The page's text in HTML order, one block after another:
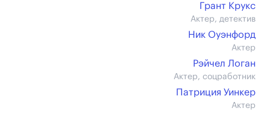
Грант Крукс
Актер, детектив
Ник Оуэнфорд
Актер
Рэйчел Логан
Актер, соцработник
Патриция Уинкер
Актер